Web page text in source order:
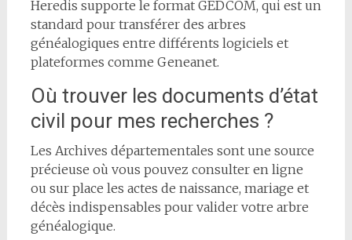
Heredis supporte le format GEDCOM, qui est un
standard pour transférer des arbres
généalogiques entre différents logiciels et
plateformes comme Geneanet.
Où trouver les documents d’état
civil pour mes recherches ?
Les Archives départementales sont une source
précieuse où vous pouvez consulter en ligne
ou sur place les actes de naissance, mariage et
décès indispensables pour valider votre arbre
généalogique.